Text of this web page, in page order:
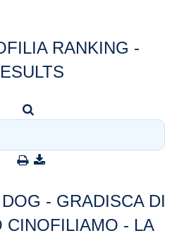
RANKING -
- GRADISCA DI
CINOFILIAMO - LA